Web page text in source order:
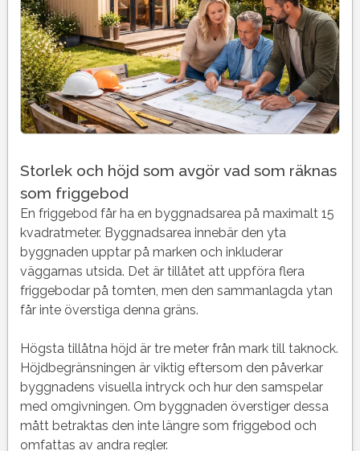
Storlek och höjd som avgör vad som räknas
som friggebod
En friggebod får ha en byggnadsarea på maximalt 15
kvadratmeter. Byggnadsarea innebär den yta
byggnaden upptar på marken och inkluderar
väggarnas utsida. Det är tillåtet att uppföra flera
friggebodar på tomten, men den sammanlagda ytan
får inte överstiga denna gräns.
Högsta tillåtna höjd är tre meter från mark till taknock.
Höjdbegränsningen är viktig eftersom den påverkar
byggnadens visuella intryck och hur den samspelar
med omgivningen. Om byggnaden överstiger dessa
mått betraktas den inte längre som friggebod och
omfattas av andra regler.